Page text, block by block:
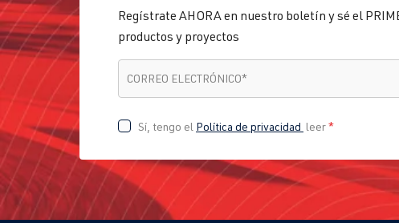
Regístrate AHORA en nuestro boletín y sé el
productos y proyectos
CORREO ELECTRÓNICO*
Sí, tengo el Política de privacidad leer*